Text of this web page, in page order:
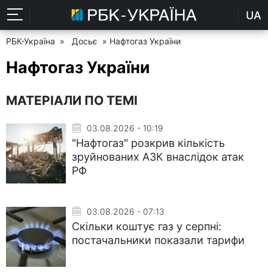
UA
РБК-Україна » Досьє » Нафтогаз України
Нафтогаз України
МАТЕРІАЛИ ПО ТЕМІ
03.08.2026 - 10:19
"Нафтогаз" розкрив кількість
зруйнованих АЗК внаслідок атак
РФ
03.08.2026 - 07:13
Скільки коштує газ у серпні:
постачальники показали тарифи